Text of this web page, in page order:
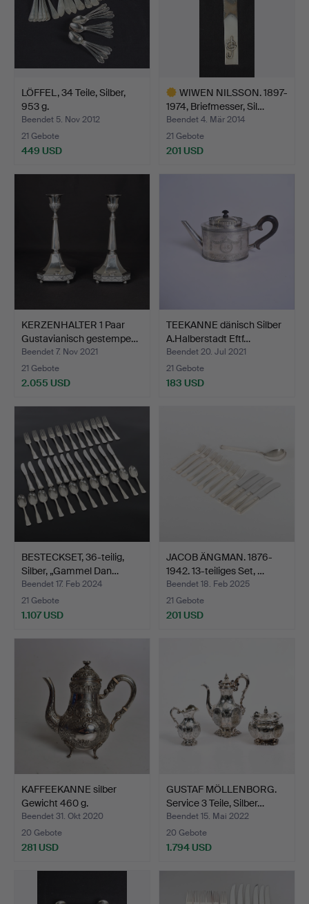
LÖFFEL, 34 Teile, Silber,
953 g.
Beendet 5. Nov 2012
21 Gebote
449 USD
WIWEN NILSSON. 1897-
1974, Briefmesser, Sil…
Beendet 4. Mär 2014
21 Gebote
201 USD
KERZENHALTER 1 Paar
Gustavianisch gestempe…
Beendet 7. Nov 2021
21 Gebote
2.055 USD
TEEKANNE dänisch Silber
A.Halberstadt Eftf…
Beendet 20. Jul 2021
21 Gebote
183 USD
BESTECKSET, 36-teilig,
Silber, „Gammel Dan…
Beendet 17. Feb 2024
21 Gebote
1.107 USD
JACOB ÄNGMAN. 1876-
1942. 13-teiliges Set, …
Beendet 18. Feb 2025
21 Gebote
201 USD
KAFFEEKANNE silber
Gewicht 460 g.
Beendet 31. Okt 2020
20 Gebote
281 USD
GUSTAF MÖLLENBORG.
Service 3 Teile, Silber…
Beendet 15. Mai 2022
20 Gebote
1.794 USD